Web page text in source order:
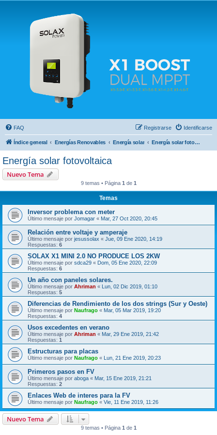
Solax FAQ
Lugar para intercambiar dudas sobre inversores solares Solax y temas relacionados.
FAQ Identificarse
Registrarse
Índice general Energías Renovables Energía solar Energía solar fotovoltaica
Energía solar fotovoltaica
Nuevo Tema
9 temas • Página 1 de 1
Temas
Inversor problema con meter
Último mensaje por Jomagar « Mar, 27 Oct 2020, 20:45
Relación entre voltaje y amperaje
Último mensaje por jesussolax « Jue, 09 Ene 2020, 14:19
Respuestas: 6
SOLAX X1 MINI 2.0 NO PRODUCE LOS 2KW
Último mensaje por sdca29 « Dom, 05 Ene 2020, 22:09
Respuestas: 6
Un año con paneles solares.
Último mensaje por Ahriman « Lun, 02 Dic 2019, 01:10
Respuestas: 5
Diferencias de Rendimiento de los dos strings (Sur y Oeste)
Último mensaje por Naufrago « Mar, 05 Mar 2019, 19:20
Respuestas: 4
Usos excedentes en verano
Último mensaje por Ahriman « Mar, 29 Ene 2019, 21:42
Respuestas: 1
Estructuras para placas
Último mensaje por Naufrago « Lun, 21 Ene 2019, 20:23
Primeros pasos en FV
Último mensaje por aboga « Mar, 15 Ene 2019, 21:21
Respuestas: 2
Enlaces Web de interes para la FV
Último mensaje por Naufrago « Vie, 11 Ene 2019, 11:26
Nuevo Tema
9 temas • Página 1 de 1